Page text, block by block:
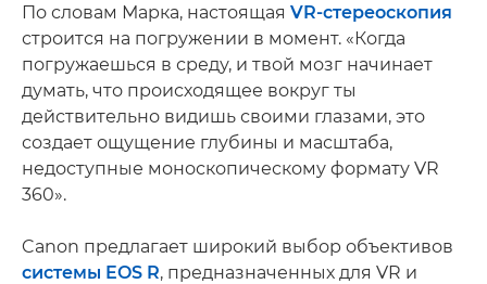
По словам Марка, настоящая VR-стереоскопия
строится на погружении в момент. «Когда
погружаешься в среду, и твой мозг начинает
думать, что происходящее вокруг ты
действительно видишь своими глазами, это
создает ощущение глубины и масштаба,
недоступные моноскопическому формату VR
360».
Canon предлагает широкий выбор объективов
системы EOS R, предназначенных для VR и